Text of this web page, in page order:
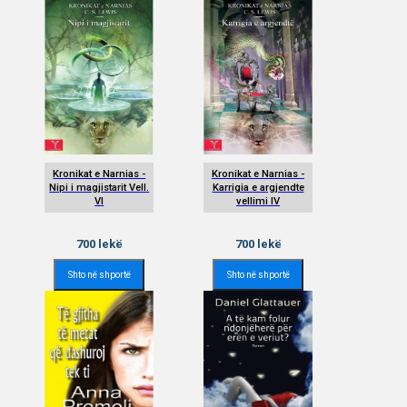
Kronikat e Narnias -
Nipi i magjistarit Vell.
VI
700lekë
Shto në shportë
Kronikat e Narnias -
Karrigia e argjendte
vellimi IV
700lekë
Shto në shportë